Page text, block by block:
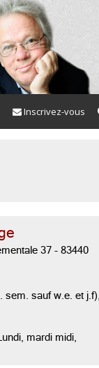
Inscrivez-vous
37 - 83440
sem. sauf w.e. et j.f),
Lundi, mardi midi,